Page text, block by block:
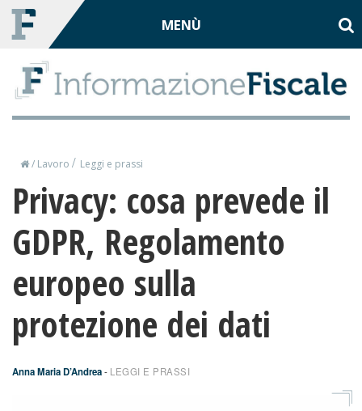
Toggle
navigation
MENÙ
/ Lavoro / Leggi e prassi
Privacy: cosa prevede il
GDPR, Regolamento
europeo sulla
protezione dei dati
Anna Maria D’Andrea- LEGGI E PRASSI